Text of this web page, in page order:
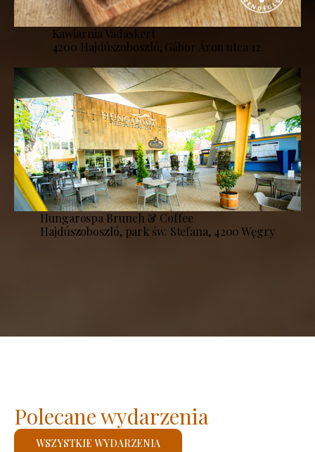
Kawiarnia Vadaskert
4200 Hajdúszoboszló, Gábor Áron utca 12.
Hungarospa Brunch & Coffee
Hajdúszoboszló, park św. Stefana, 4200 Węgry
Polecane wydarzenia
WSZYSTKIE WYDARZENIA